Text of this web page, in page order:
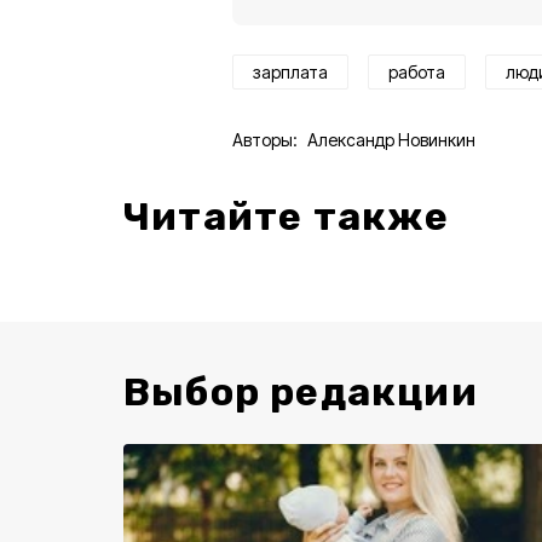
зарплата работа
Авторы: Александр Новинкин
Читайте также
Выбор редакции